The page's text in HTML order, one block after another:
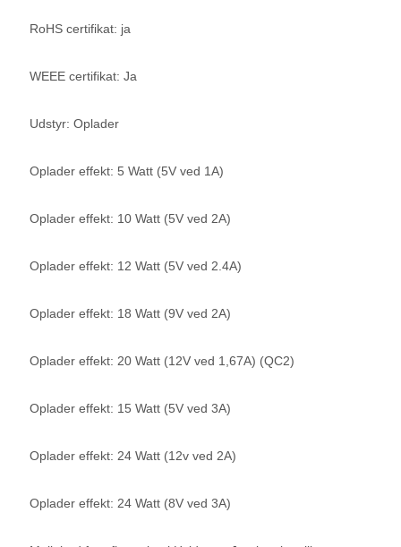
RoHS certifikat: ja
WEEE certifikat: Ja
Udstyr: Oplader
Oplader effekt: 5 Watt (5V ved 1A)
Oplader effekt: 10 Watt (5V ved 2A)
Oplader effekt: 12 Watt (5V ved 2.4A)
Oplader effekt: 18 Watt (9V ved 2A)
Oplader effekt: 20 Watt (12V ved 1,67A) (QC2)
Oplader effekt: 15 Watt (5V ved 3A)
Oplader effekt: 24 Watt (12v ved 2A)
Oplader effekt: 24 Watt (8V ved 3A)